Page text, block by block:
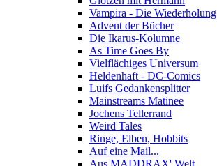
Vampira - Die Wiederholung
Advent der Bücher
Die Ikarus-Kolumne
As Time Goes By
Vielflächiges Universum
Heldenhaft - DC-Comics
Luifs Gedankensplitter
Mainstreams Matinee
Jochens Tellerrand
Weird Tales
Ringe, Elben, Hobbits
Auf eine Mail...